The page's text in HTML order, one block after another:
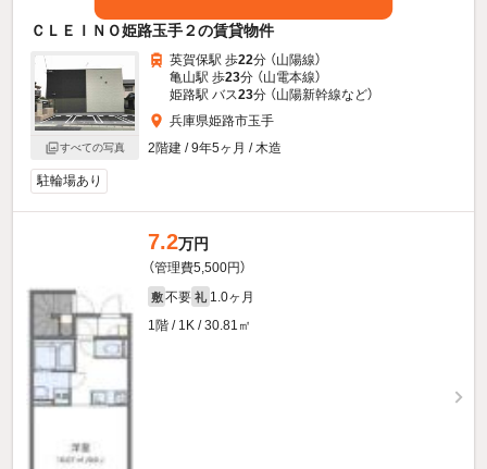
ＣＬＥＩＮＯ姫路玉手２の賃貸物件
すべての写真
英賀保駅 歩22分 （山陽線）
亀山駅 歩23分 （山電本線）
姫路駅 バス23分 （山陽新幹線など）
兵庫県姫路市玉手
2階建 / 9年5ヶ月 / 木造
駐輪場あり
7.2万円
（管理費5,500円）
敷 不要 礼 1.0ヶ月
1階 / 1K / 30.81㎡